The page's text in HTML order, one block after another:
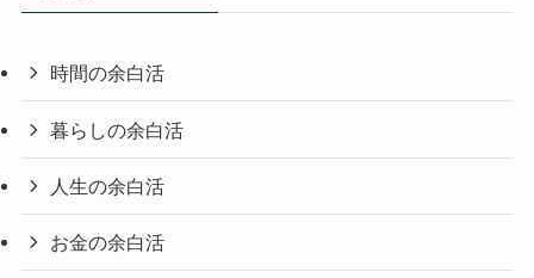
時間の余白活
暮らしの余白活
人生の余白活
お金の余白活